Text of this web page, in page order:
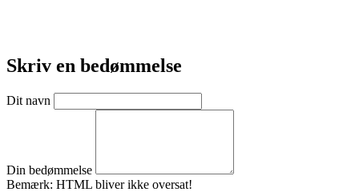
Skriv en bedømmelse
Dit navn
Din bedømmelse
Bemærk: HTML bliver ikke oversat!